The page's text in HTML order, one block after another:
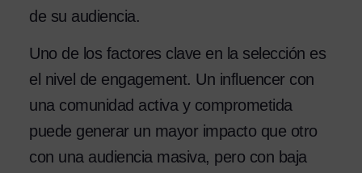
de su audiencia.
Uno de los factores clave en la selección es
el nivel de engagement. Un influencer con
una comunidad activa y comprometida
puede generar un mayor impacto que otro
con una audiencia masiva, pero con baja